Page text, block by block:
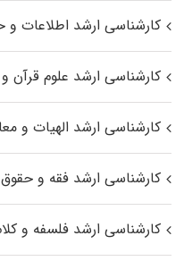
کارشناسی ارشد اطلاعات
کارشناسی ارشد علوم
کارشناسی ارشد الهیات
کارشناسی ارشد فقه و حقوق
کارشناسی ارشد فلسفه و